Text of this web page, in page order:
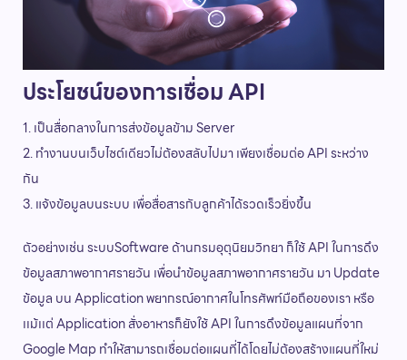
ประโยชน์ของการเชื่อม API
1. เป็นสื่อกลางในการส่งข้อมูลข้าม Server
2. ทำงานบนเว็บไซต์เดียวไม่ต้องสลับไปมา เพียงเชื่อมต่อ API ระหว่าง
กัน
3. แจ้งข้อมูลบนระบบ เพื่อสื่อสารกับลูกค้าได้รวดเร็วยิ่งขึ้น
ตัวอย่างเช่น ระบบSoftware ด้านกรมอุตุนิยมวิทยา ก็ใช้ API ในการดึง
ข้อมูลสภาพอากาศรายวัน เพื่อนำข้อมูลสภาพอากาศรายวัน มา Update
ข้อมูล บน Application พยากรณ์อากาศในโทรศัพท์มือถือของเรา หรือ
เเม้เเต่ Application สั่งอาหารก็ยังใช้ API ในการดึงข้อมูลแผนที่จาก
Google Map ทำให้สามารถเชื่อมต่อแผนที่ได้โดยไม่ต้องสร้างแผนที่ใหม่